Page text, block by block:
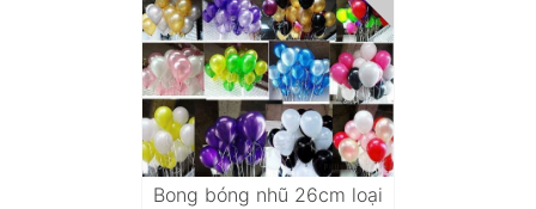
Bong bóng nhũ 26cm loại